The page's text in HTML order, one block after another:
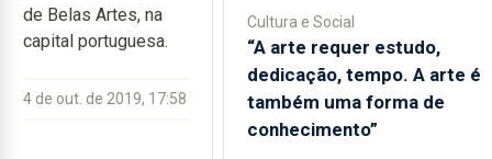
de Belas Artes, na
capital portuguesa.
4 de out. de 2019, 17:58
Cultura e Social
“A arte requer estudo,
dedicação, tempo. A arte é
também uma forma de
conhecimento”